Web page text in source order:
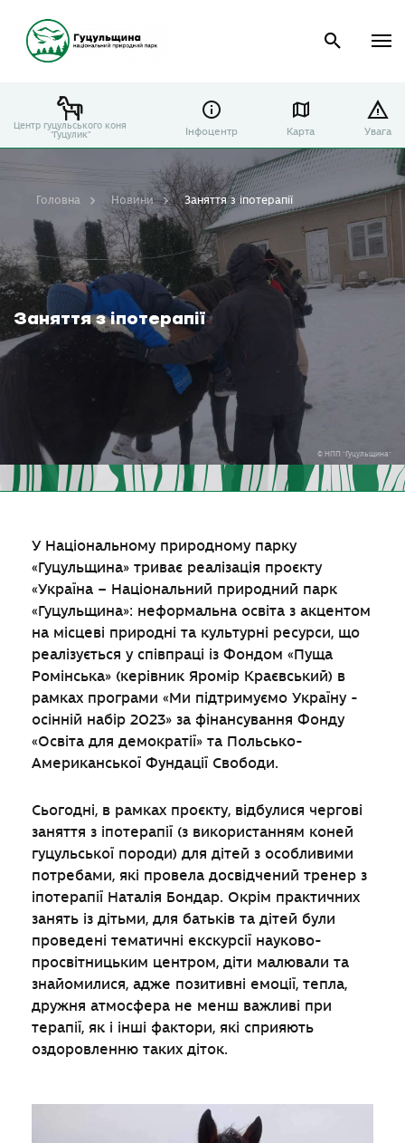
Центр гуцульського коня
"Гуцулик"
Інфоцентр Карта Увага
Заняття з іпотерапії
Головна Новини Заняття з іпотерапії
© НПП "Гуцульщина"
У Національному природному парку
«Гуцульщина» триває реалізація проєкту
«Україна – Національний природний парк
«Гуцульщина»: неформальна освіта з акцентом
на місцеві природні та культурні ресурси, що
реалізується у співпраці із Фондом «Пуща
Ромінська» (керівник Яромір Краєвський) в
рамках програми «Ми підтримуємо Україну -
осінній набір 2023» за фінансування Фонду
«Освіта для демократії» та Польсько-
Американської Фундації Свободи.
Сьогодні, в рамках проєкту, відбулися чергові
заняття з іпотерапії (з використанням коней
гуцульської породи) для дітей з особливими
потребами, які провела досвідчений тренер з
іпотерапії Наталія Бондар. Окрім практичних
занять із дітьми, для батьків та дітей були
проведені тематичні екскурсії науково-
просвітницьким центром, діти малювали та
знайомилися, адже позитивні емоції, тепла,
дружня атмосфера не менш важливі при
терапії, як і інші фактори, які сприяють
оздоровленню таких діток.